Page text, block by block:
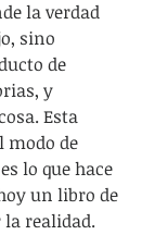
la verdad
sino
de
y
Esta
modo de
lo que hace
un libro de
realidad.